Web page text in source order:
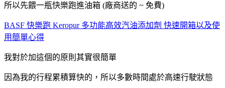
所以先餵一瓶快樂跑進油箱 (廠商送的 ~ 免費)
BASF 快樂跑 Keropur 多功能高效汽油添加劑 快速開箱以及使
用簡單心得
我對於加這個的原則其實很簡單
因為我的行程累積算快的，所以多數時間處於高速行駛狀態